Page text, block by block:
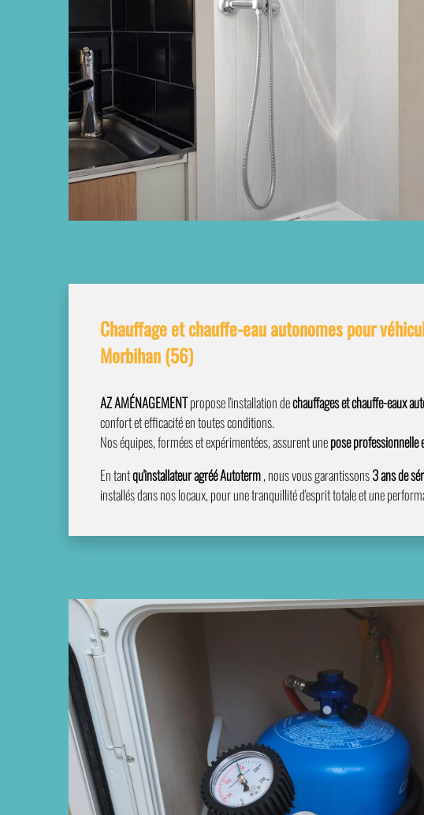
Chauffage et chauffe-eau autonomes pour
Morbihan (56)
AZ AMÉNAGEMENTpropose l'installation dechauffages et chauffe-eaux
confort et efficacité en toutes conditions.
Nos équipes, formées et expérimentées, assurent unepose professionnelle
En tantqu'installateur agréé Autoterm, nous vous garantissons3 ans de
installés dans nos locaux, pour une tranquillité d'esprit totale et une